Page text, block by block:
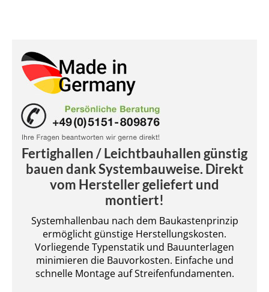
Fertighallen / Leichtbauhallen günstig
bauen dank Systembauweise. Direkt
vom Hersteller geliefert und
montiert!
Systemhallenbau nach dem Baukastenprinzip
ermöglicht günstige Herstellungskosten.
Vorliegende Typenstatik und Bauunterlagen
minimieren die Bauvorkosten. Einfache und
schnelle Montage auf Streifenfundamenten.